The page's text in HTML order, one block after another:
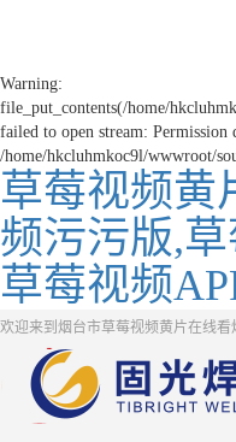
Warning:
file_put_contents(/home/
failed to open stream: Permission
/home/hkcluhmkoc9l/wwwroot/
草莓视频黄
频污污版,
草莓视频
欢迎来到烟台市草莓视频黄片在线看